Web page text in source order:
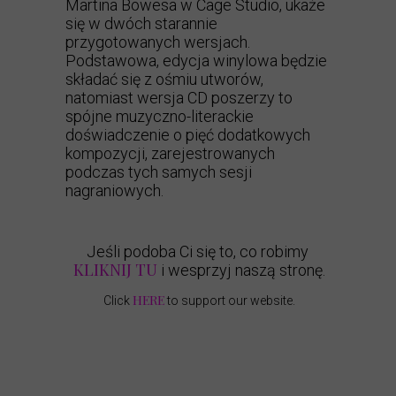
Martina Bowesa w Cage Studio, ukaże
się w dwóch starannie
przygotowanych wersjach.
Podstawowa, edycja winylowa będzie
składać się z ośmiu utworów,
natomiast wersja CD poszerzy to
spójne muzyczno-literackie
doświadczenie o pięć dodatkowych
kompozycji, zarejestrowanych
podczas tych samych sesji
nagraniowych.
Jeśli podoba Ci się to, co robimy
KLIKNIJ TU i wesprzyj naszą stronę.
Click HERE to support our website.